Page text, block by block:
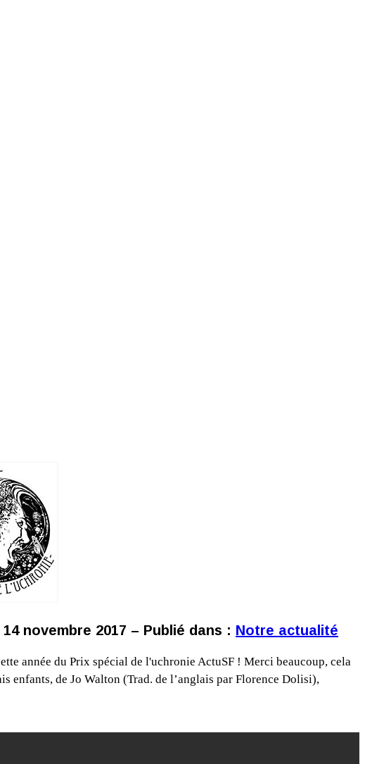
14 novembre 2017 – Publié dans : Notre actualité
année du Prix spécial de l'uchronie ActuSF ! Merci beaucoup, cela
enfants, de Jo Walton (Trad. de l’anglais par Florence Dolisi),